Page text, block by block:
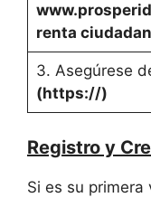
renta
3. Asegúrese
(https://)
Registro y
Si es su primera